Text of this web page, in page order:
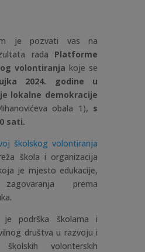
je pozvati vas na
rada Platforme
volontiranja koje se
2024. godine u
lokalne demokracije
obala 1), s
sati.
školskog volontiranja
škola i organizacija
je mjesto edukacije,
prema
je podrška školama i
društva u razvoju i
volonterskih